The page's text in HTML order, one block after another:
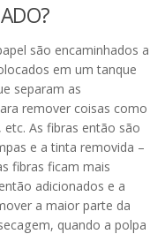
são encaminhados a
em um tanque
separam as
remover coisas como
As fibras então são
e a tinta removida –
fibras ficam mais
adicionados e a
a maior parte da
quando a polpa